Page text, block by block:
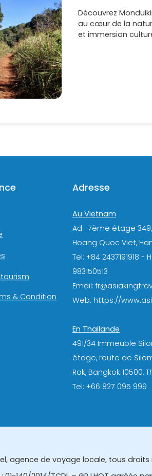
Découvrez
au cœur de la
et immersion
& Condition
Adresse
Au Vietnam
Ad : 7ème étage
Hoang Quoc Viet,
Tel: +84 2437191918
983150513
Email:
Web: https://
En Thailande
491/34 Immeuble
étage, route de
Rak, Bangkok 10500,
Tel: +66 827 095 999
agence de voyage locale, tous droits